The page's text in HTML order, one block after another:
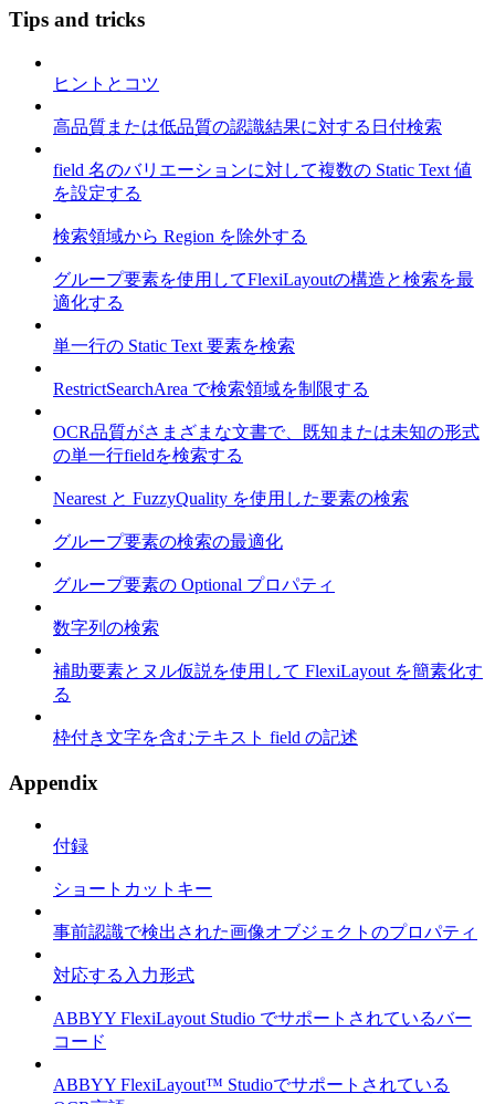
Tips and tricks
ヒントとコツ
高品質または低品質の認識結果に対する日付検索
field 名のバリエーションに対して複数の Static Text 値
を設定する
検索領域から Region を除外する
グループ要素を使用してFlexiLayoutの構造と検索を最
適化する
単一行の Static Text 要素を検索
RestrictSearchArea で検索領域を制限する
OCR品質がさまざまな文書で、既知または未知の形式
の単一行fieldを検索する
Nearest と FuzzyQuality を使用した要素の検索
グループ要素の検索の最適化
グループ要素の Optional プロパティ
数字列の検索
補助要素とヌル仮説を使用して FlexiLayout を簡素化す
る
枠付き文字を含むテキスト field の記述
Appendix
付録
ショートカットキー
事前認識で検出された画像オブジェクトのプロパティ
対応する入力形式
ABBYY FlexiLayout Studio でサポートされているバー
コード
ABBYY FlexiLayout™ Studioでサポートされている